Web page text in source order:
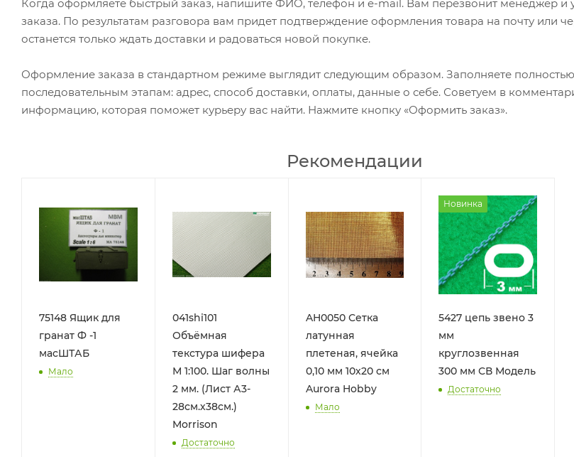
Когда оформляете быстрый заказ, напишите ФИО, телефон и e-mail. Вам перезвонит менеджер и
заказа. По результатам разговора вам придет подтверждение оформления товара на почту или
останется только ждать доставки и радоваться новой покупке.
Оформление заказа в стандартном режиме выглядит следующим образом. Заполняете
последовательным этапам: адрес, способ доставки, оплаты, данные о себе. Советуем в
информацию, которая поможет курьеру вас найти. Нажмите кнопку «Оформить заказ».
Рекомендации
75148 Ящик для
гранат Ф -1
масШТАБ
Мало
041shi101
Объёмная
текстура шифера
М 1:100. Шаг волны
2 мм. (Лист А3-
28см.х38см.)
Morrison
Достаточно
AH0050 Сетка
латунная
плетеная, ячейка
0,10 мм 10х20 см
Aurora Hobby
Мало
Новинка
5427 цепь звено 3
мм
круглозвенная
300 мм СВ Модель
Достаточно